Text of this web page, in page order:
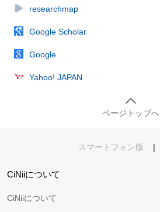
researchmap
Google Scholar
Google
Yahoo! JAPAN
ページトップへ
スマートフォン版 |
CiNiiについて
CiNiiについて